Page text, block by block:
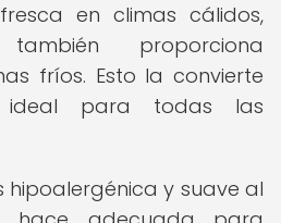
en climas cálidos,
proporciona
fríos. Esto la convierte
para todas las
hipoalergénica y suave al